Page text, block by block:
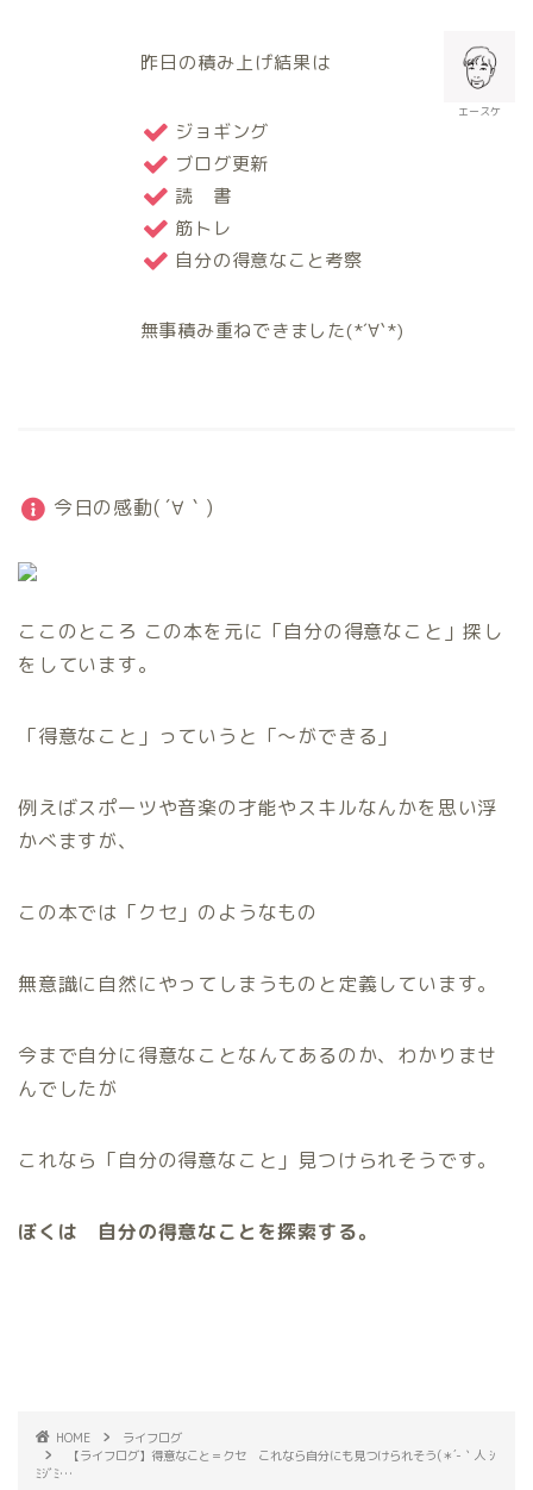
エースケ
昨日の積み上げ結果は
ジョギング
ブログ更新
読 書
筋トレ
自分の得意なこと考察
無事積み重ねできました(*´∀`*)
今日の感動( ´∀｀)
ここのところ この本を元に「自分の得意なこと」探し
をしています。
「得意なこと」っていうと「〜ができる」
例えばスポーツや音楽の才能やスキルなんかを思い浮
かべますが、
この本では「クセ」のようなもの
無意識に自然にやってしまうものと定義しています。
今まで自分に得意なことなんてあるのか、わかりませ
んでしたが
これなら「自分の得意なこと」見つけられそうです。
ぼくは 自分の得意なことを探索する。
HOME
ライフログ
【ライフログ】得意なこと＝クセ これなら自分にも見つけられそう(＊´-｀人 ｼ
ﾐｼﾞﾐ…